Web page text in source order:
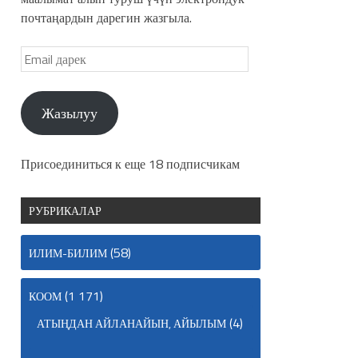
почтаңардын дарегин жазгыла.
Жазылуу
Присоединиться к еще 18 подписчикам
РУБРИКАЛАР
ИЛИМ-БИЛИМ(58)
КООМ(1 171)
АТЫҢДАН АЙЛАНАЙЫН, АЙЫЛЫМ(4)